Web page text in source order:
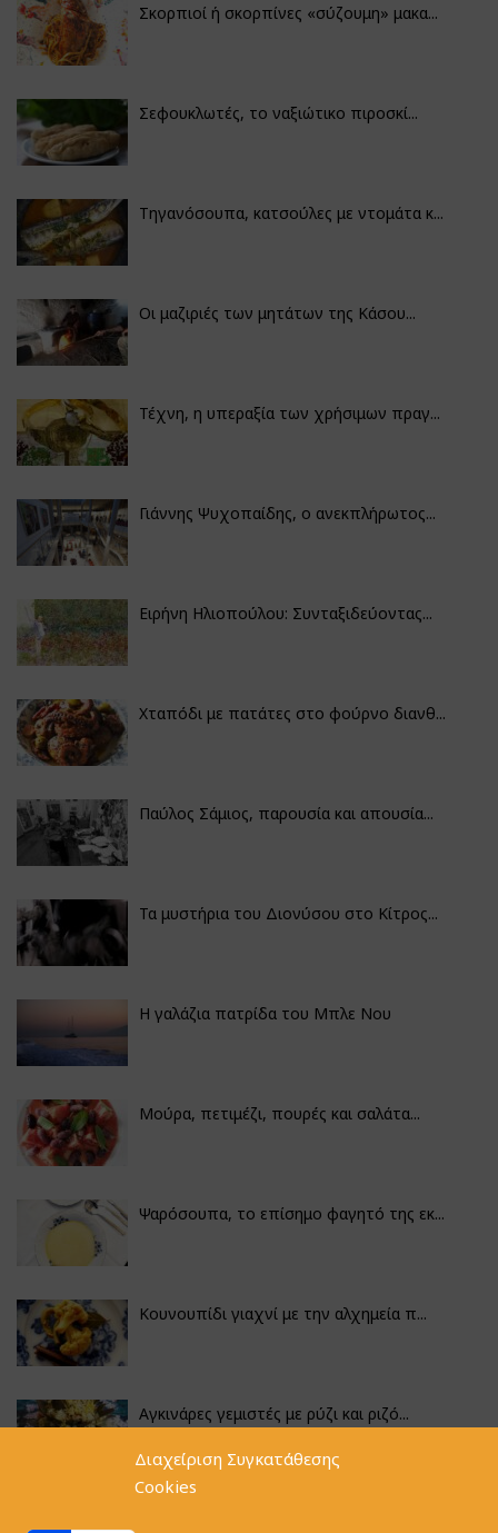
Διαχείριση Συγκατάθεσης
Cookies
Σκορπιοί ή σκορπίνες «σύζουμη» μακα...
Σεφουκλωτές, το ναξιώτικο πιροσκί...
Τηγανόσουπα, κατσούλες με ντομάτα κ...
Οι μαζιριές των μητάτων της Κάσου...
Τέχνη, η υπεραξία των χρήσιμων πραγ...
Γιάννης Ψυχοπαίδης, ο ανεκπλήρωτος...
Ειρήνη Ηλιοπούλου: Συνταξιδεύοντας...
Χταπόδι με πατάτες στο φούρνο διανθ...
Παύλος Σάμιος, παρουσία και απουσία...
Τα μυστήρια του Διονύσου στο Κίτρος...
Η γαλάζια πατρίδα του Μπλε Νου
Μούρα, πετιμέζι, πουρές και σαλάτα...
Ψαρόσουπα, το επίσημο φαγητό της εκ...
Κουνουπίδι γιαχνί με την αλχημεία π...
Αγκινάρες γεμιστές με ρύζι και ριζό...